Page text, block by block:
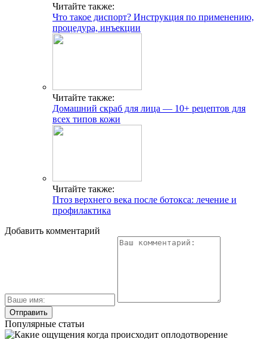
Читайте также:
Что такое диспорт? Инструкция по применению,
процедура, инъекции
Читайте также:
Домашний скраб для лица — 10+ рецептов для
всех типов кожи
Читайте также:
Птоз верхнего века после ботокса: лечение и
профилактика
Добавить комментарий
Популярные статьи